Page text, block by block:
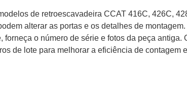
de retroescavadeira CCAT 416C, 426C,
alterar as portas e os detalhes de
o número de série e fotos da peça antiga.
de lote para melhorar a eficiência de contagem